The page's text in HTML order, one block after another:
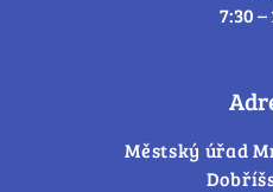
7:30 –
Městský úřad